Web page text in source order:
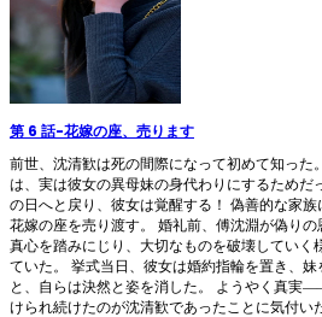
第 6 話-花嫁の座、売ります
前世、沈清歓は死の間際になって初めて知った
は、実は彼女の異母妹の身代わりにするためだ
の日へと戻り、彼女は覚醒する！ 偽善的な家
花嫁の座を売り渡す。 婚礼前、傅沈淵が偽り
真心を踏みにじり、大切なものを破壊していく
ていた。 挙式当日、彼女は婚約指輪を置き、
と、自らは決然と姿を消した。 ようやく真実
けられ続けたのが沈清歓であったことに気付い